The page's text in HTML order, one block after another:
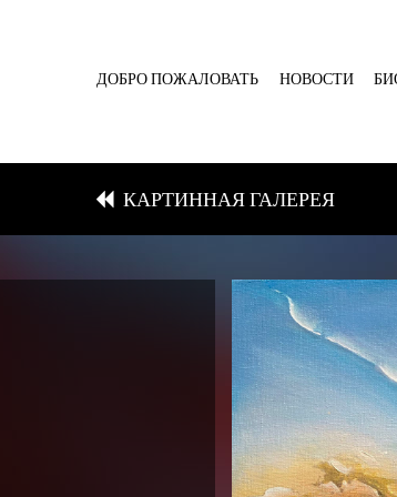
ДОБРО ПОЖАЛОВАТЬ НОВОСТИ
КАРТИННАЯ ГАЛЕРЕЯ